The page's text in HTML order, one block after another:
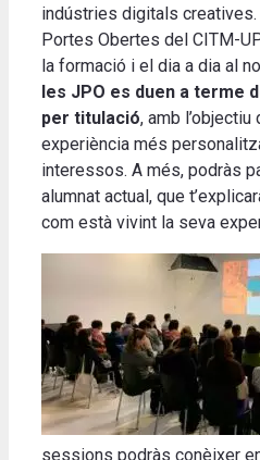
indústries digitals
Portes Obertes del CITM-
la formació i el dia a dia al
les JPO es duen a terme
per titulació, amb l’objectiu
experiència més
interessos. A més, podràs
alumnat actual, que
com està vivint la seva
sessions podràs conèixer